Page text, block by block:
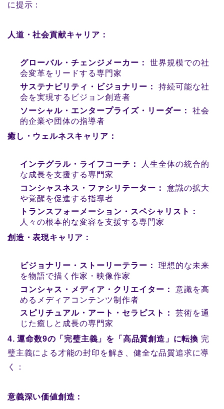
に提示：
人道・社会貢献キャリア：
グローバル・チェンジメーカー：
世界規模での社
会変革をリードする専門家
サステナビリティ・ビジョナリー：
持続可能な社
会を実現するビジョン創造者
ソーシャル・エンタープライズ・リーダー：
社会
的企業や団体の指導者
癒し・ウェルネスキャリア：
インテグラル・ライフコーチ：
人生全体の統合的
な成長を支援する専門家
コンシャスネス・ファシリテーター：
意識の拡大
や覚醒を促進する指導者
トランスフォーメーション・スペシャリスト：
人々の根本的な変容を支援する専門家
創造・表現キャリア：
ビジョナリー・ストーリーテラー：
理想的な未来
を物語で描く作家・映像作家
コンシャス・メディア・クリエイター：
意識を高
めるメディアコンテンツ制作者
スピリチュアル・アート・セラピスト：
芸術を通
じた癒しと成長の専門家
4. 運命数9の「完璧主義」を「高品質創造」に転換 完
璧主義による才能の封印を解き、健全な品質追求に導
く：
意義深い価値創造：